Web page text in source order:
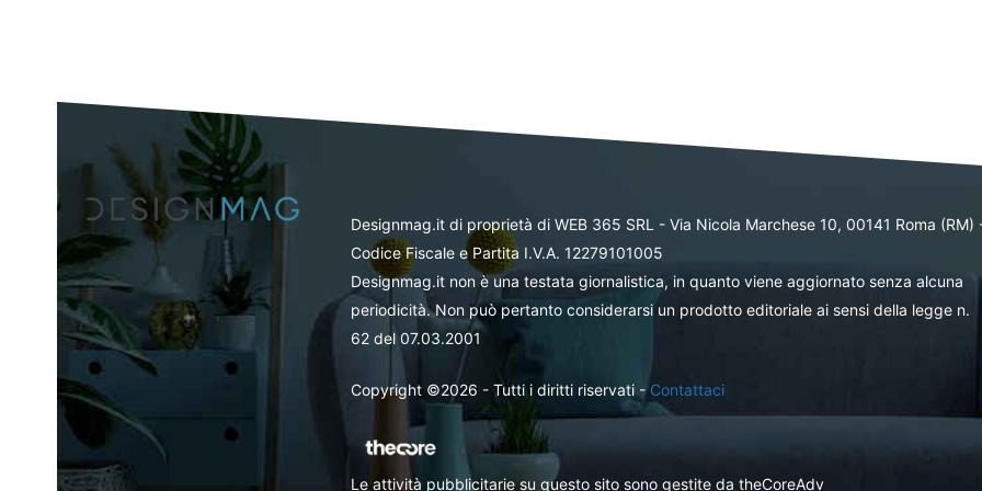
Designmag.it di proprietà di WEB 365 SRL - Via Nicola Marchese 10, 00141 Roma (RM)
Codice Fiscale e Partita I.V.A. 12279101005
Designmag.it non è una testata giornalistica, in quanto viene aggiornato senza alcuna
periodicità. Non può pertanto considerarsi un prodotto editoriale ai sensi della legge n.
62 del 07.03.2001
Copyright ©2026 - Tutti i diritti riservati -Contattaci
Le attività pubblicitarie su questo sito sono gestite da theCoreAdv